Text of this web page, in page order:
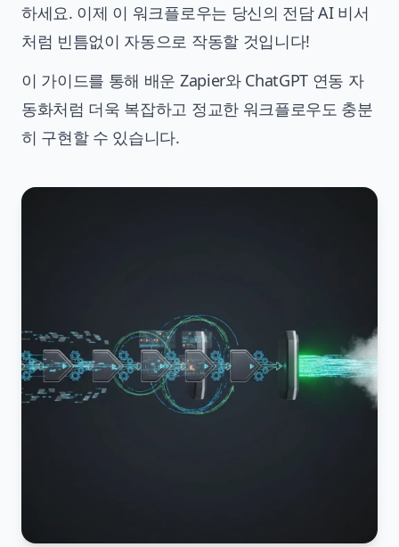
하세요. 이제 이 워크플로우는 당신의 전담 AI 비서
처럼 빈틈없이 자동으로 작동할 것입니다!
이 가이드를 통해 배운 Zapier와 ChatGPT 연동 자
동화처럼 더욱 복잡하고 정교한 워크플로우도 충분
히 구현할 수 있습니다.